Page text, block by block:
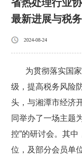
省热处理行业
最新进展与税
2024-08-24
为贯彻落实国
级，提高税务风险
头，与湘潭市经济
同举办了一场主题
控”的研讨会。其
位，及部分会员单